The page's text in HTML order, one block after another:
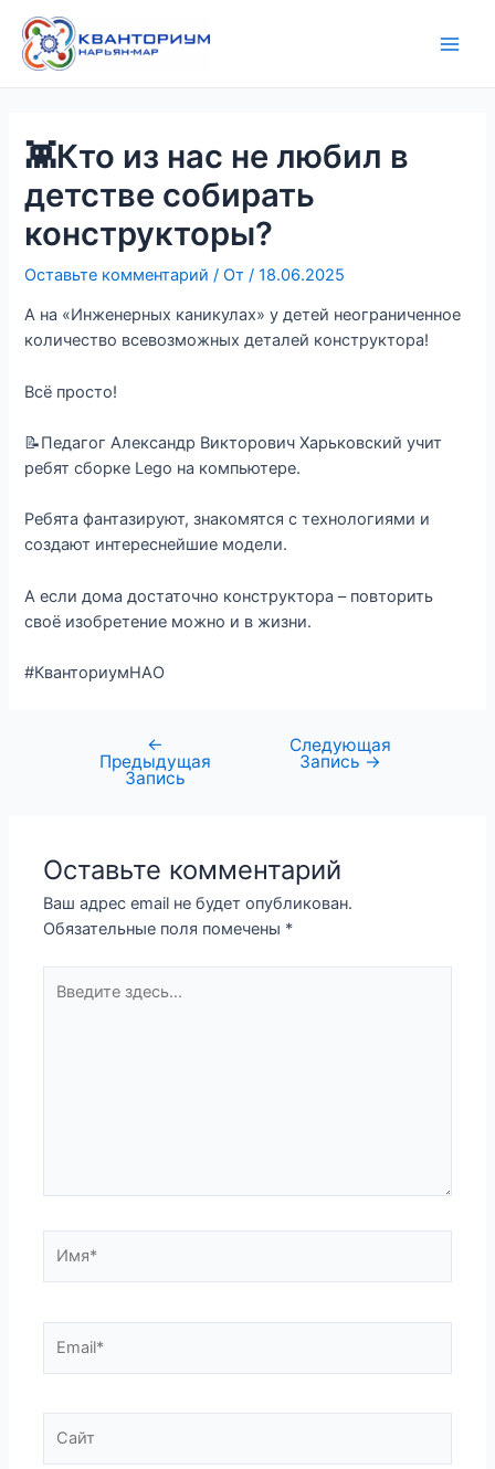
содержимому
👾Кто из нас не любил в
детстве собирать
конструкторы?
Оставьте комментарий / От/18.06.2025
А на «Инженерных каникулах» у детей неограниченное
количество всевозможных деталей конструктора!
Всё просто!
📝Педагог Александр Викторович Харьковский учит
ребят сборке Lego на компьютере.
Ребята фантазируют, знакомятся с технологиями и
создают интереснейшие модели.
А если дома достаточно конструктора – повторить
своё изобретение можно и в жизни.
#КванториумНАО
по
записям
←
Предыдущая
Запись
Следующая
Запись →
Оставьте комментарий
Ваш адрес email не будет опубликован.
Обязательные поля помечены *
здесь...